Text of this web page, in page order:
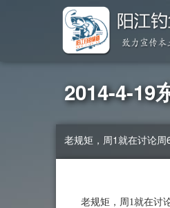
2014-4-19
老规矩，周1就在讨论
老规矩，周1就在讨